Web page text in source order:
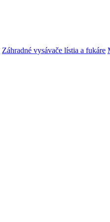
Záhradné vysávače lístia a fukáre